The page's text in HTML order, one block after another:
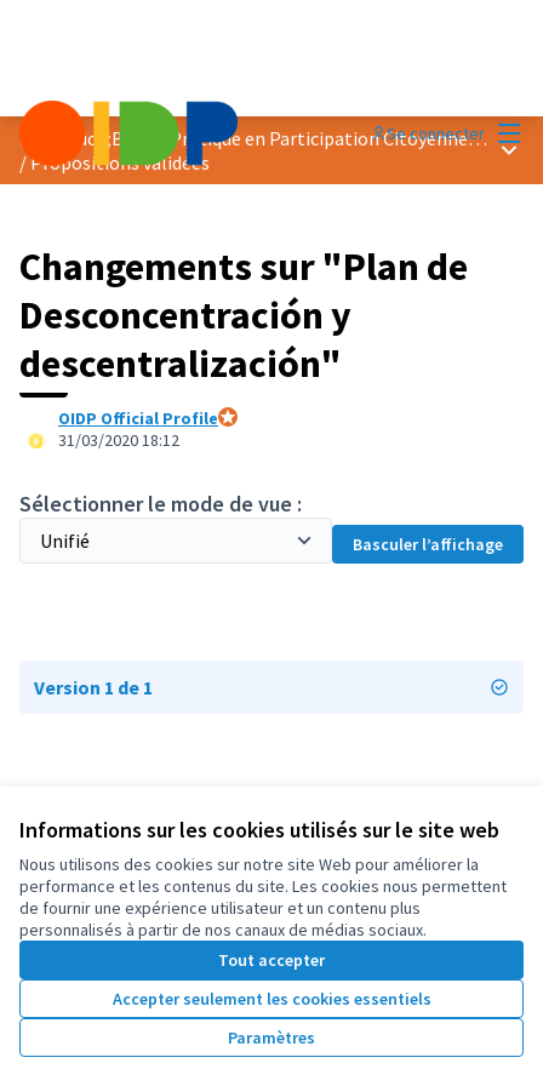
Informations sur les cookies utilisés sur le site web
Nous utilisons des cookies sur notre site Web pour améliorer la
performance et les contenus du site. Les cookies nous permettent
de fournir une expérience utilisateur et un contenu plus
personnalisés à partir de nos canaux de médias sociaux.
Tout accepter
Accepter seulement les cookies essentiels
Paramètres
Se connecter
Prix &quot;Bonne Pratique en Participation Citoyenne&quot; 2020
/Propositions validées
Changements sur "Plan de
Desconcentración y
descentralización"
OIDP Official Profile
31/03/2020 18:12
Sélectionner le mode de vue :
Basculer l’affichage
Version 1 de 1
Conditions d'utilisation
Paramètres des cookies
OIDP sur X
(Lien externe)
OIDP sur Facebook
(Lien externe)
OIDP sur YouTube
(Lien externe)
Français
Choose languageChoisir la langueElegir el idioma
Site réalisé grâce aulogiciel libre Decidim .
Licence
(Lien